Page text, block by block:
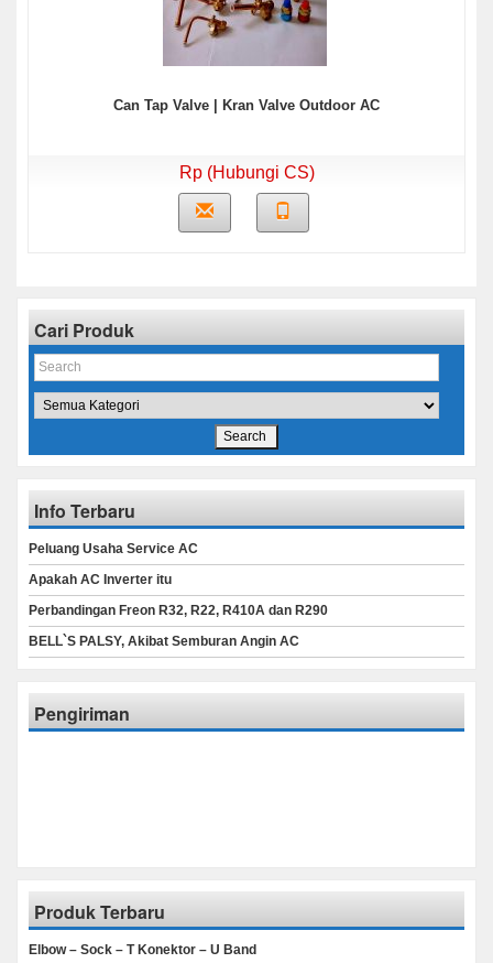
Can Tap Valve | Kran Valve Outdoor AC
Rp (Hubungi CS)
Cari Produk
Info Terbaru
Peluang Usaha Service AC
Apakah AC Inverter itu
Perbandingan Freon R32, R22, R410A dan R290
BELL`S PALSY, Akibat Semburan Angin AC
Pengiriman
Produk Terbaru
Elbow – Sock – T Konektor – U Band